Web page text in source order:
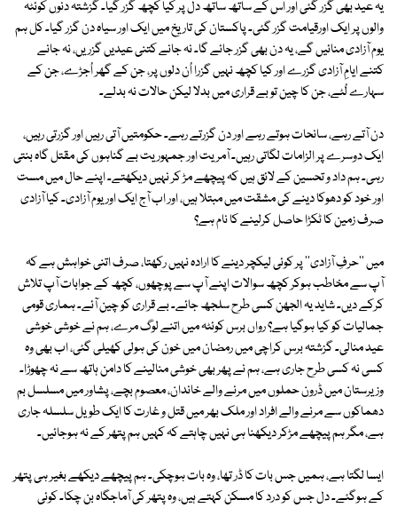
یہ عید بھی گزر گئی اور اس کے ساتھ ساتھ دل پر کیا کچھ گزر گیا۔ گزشتہ دنوں کوئٹہ
والوں پر ایک اورقیامت گزر گئی۔ پاکستان کی تاریخ میں ایک اور سیاہ دن گزر گیا۔ کل ہم
یوم آزادی منائیں گے، یہ دن بھی گزر جائے گا۔ نہ جانے کتنی عیدیں گزریں، نہ جانے
کتنے ایامِ آزادی گزرے اور کیا کچھ نہیں گزرا اُن دلوں پر، جن کے گھر اُجڑے، جن کے
سہارے لُٹے، جن کا چین تو بے قراری میں بدلا لیکن حالات نہ بدلے۔
دن آتے رہے، سانحات ہوتے رہے اور دن گزرتے رہے۔ حکومتیں آتی رہیں اور گزرتی رہیں،
ایک دوسرے پر الزامات لگاتی رہیں۔ آمریت اور جمہوریت بے گناہوں کی مقتل گاہ بنتی
رہی۔ ہم داد و تحسین کے لائق ہیں کہ پیچھے مڑ کر نہیں دیکھتے۔ اپنے حال میں مست
اور خود کو دھوکا دینے کی مشقت میں مبتلا ہیں، اور اب آج ایک اور یوم آزادی۔ کیا آزادی
صرف زمین کا ٹکڑا حاصل کرلینے کا نام ہے؟
میں ''حرفِ آزادی'' پر کوئی لیکچر دینے کا ارادہ نہیں رکھتا، صرف اتنی خواہش ہے کہ
آپ سے مخاطب ہوکر کچھ سوالات اپنے آپ سے پوچھوں، کچھ کے جوابات آپ تلاش
کرکے دیں۔ شاید یہ الجھن کسی طرح سلجھ جائے۔ بے قراری کو چین آئے۔ ہماری قومی
جمالیات کو کیا ہوگیا ہے؟ رواں برس کوئٹہ میں اتنے لوگ مرے، ہم نے خوشی خوشی
عید منالی۔ گزشتہ برس کراچی میں رمضان میں خون کی ہولی کھیلی گئی، اب بھی وہ
کسی نہ کسی طرح جاری ہے، ہم نے پھر بھی خوشی منالینے کا دامن ہاتھ سے نہ چھوڑا۔
وزیرستان میں ڈرون حملوں میں مرنے والے خاندان، معصوم بچے، پشاور میں مسلسل بم
دھماکوں سے مرنے والے افراد اور ملک بھر میں قتل و غارت کا ایک طویل سلسلہ جاری
ہے، مگر ہم پیچھے مڑکر دیکھنا ہی نہیں چاہتے کہ کہیں ہم پتھر کے نہ ہوجائیں۔
ایسا لگتا ہے، ہمیں جس بات کا ڈر تھا، وہ بات ہوچکی۔ ہم پیچھے دیکھے بغیر ہی پتھر
کے ہوگئے۔ دل جس کو درد کا مسکن کہتے ہیں، وہ پتھر کی آماجگاہ بن چکا۔ کوئی